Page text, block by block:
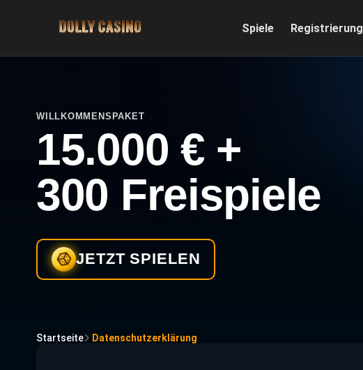
Spiele Registrierung
WILLKOMMENSPAKET
15.000 € +
300 Freispiele
JETZT SPIELEN
Startseite Datenschutzerklärung